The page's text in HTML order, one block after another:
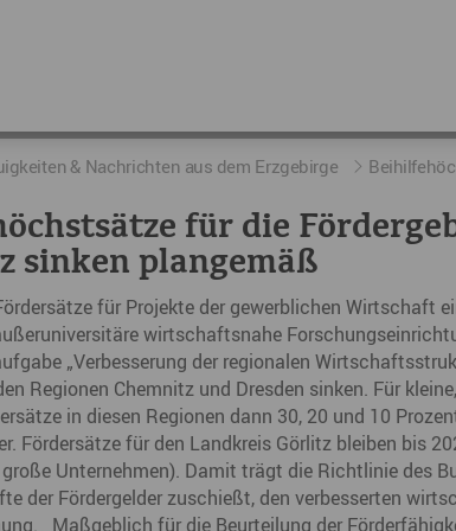
Arbeiten im
Coworking
DER FILM
kurz ERZählt
& Nachrichten aus dem Erzgebirge
für die
sinken plangemäß
für Projekte der gewerblichen Wirtschaft
wirtschaftsnahe
„Verbesserung der regionalen
Regionen Chemnitz und Dresden sinken. Für
in diesen Regionen dann 30, 20 und 10
Fördersätze für den Landkreis Görlitz bleiben bis
Unternehmen). Damit trägt die Richtlinie des
der Fördergelder zuschießt, den verbesserten
Maßgeblich für die Beurteilung der